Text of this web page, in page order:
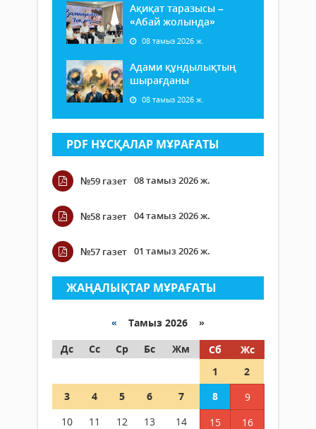
Ақиқат таразысы –
«Абай жолында»
08 тамыз 2026 ж.
Адами құндылықтың
шырағданы
08 тамыз 2026 ж.
PDF НҰСҚАЛАР МҰРАҒАТЫ
№59 газет 08 тамыз 2026 ж.
№58 газет 04 тамыз 2026 ж.
№57 газет 01 тамыз 2026 ж.
ЖАҢАЛЫҚТАР МҰРАҒАТЫ
« Тамыз 2026 »
Дс
Сс Ср Бс Жм Сб
Жс
1
2
3
4 5 6 7 8
9
10
11 12 13 14 15
16